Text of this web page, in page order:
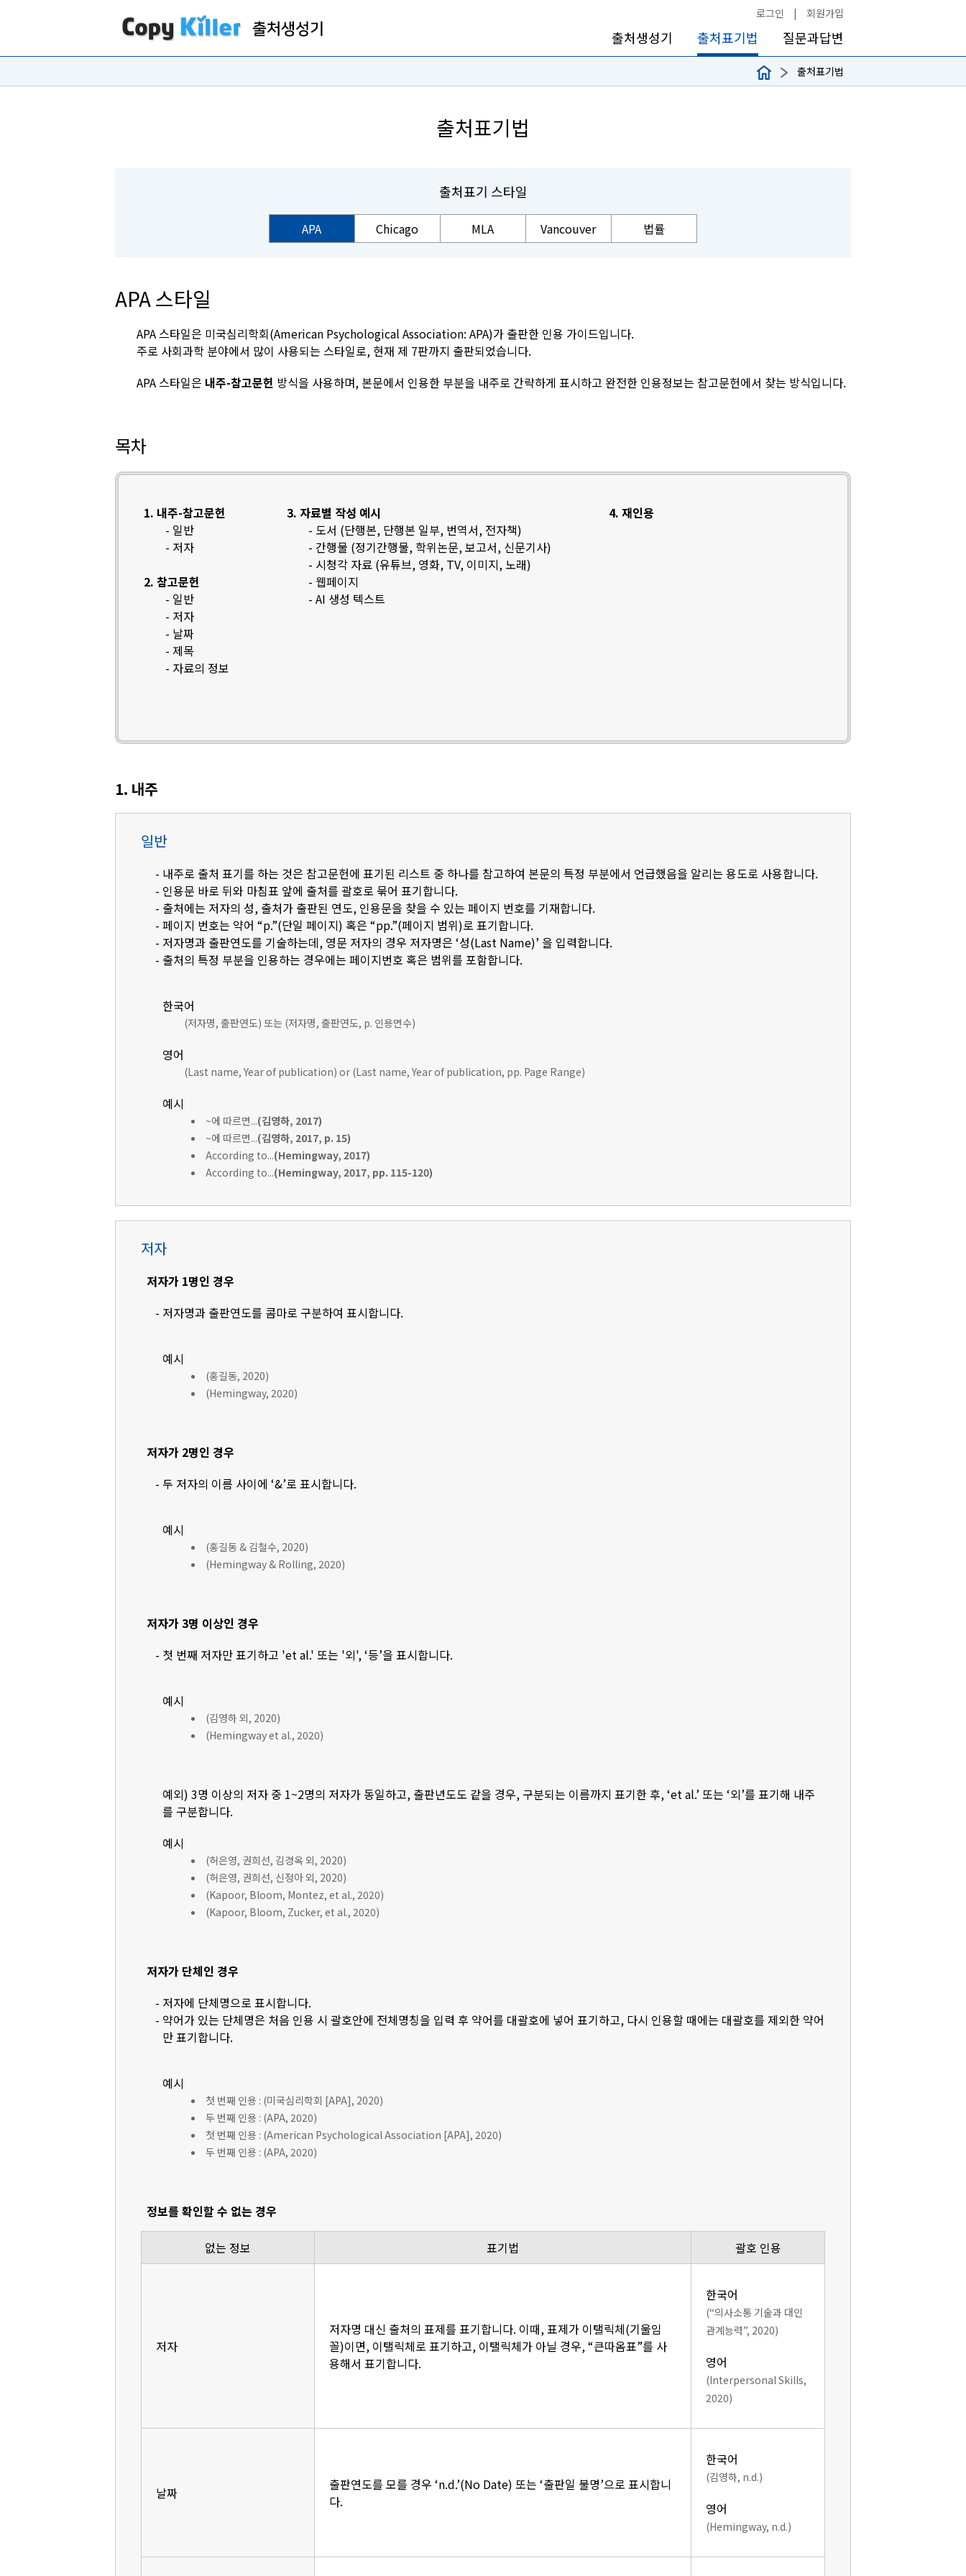
로그인 | 회원가입
출처생성기 출처표기법 질문과답변
출처표기법
출처표기법
출처표기 스타일
APA Chicago MLA Vancouver 법률
APA 스타일
APA 스타일은 미국심리학회(American Psychological Association: APA)가 출판한 인용 가이드입니다.
주로 사회과학 분야에서 많이 사용되는 스타일로, 현재 제 7판까지 출판되었습니다.
APA 스타일은 내주-참고문헌 방식을 사용하며, 본문에서 인용한 부분을 내주로 간략하게 표시하고 완전한 인용정보는 참고문헌에서 찾는 방식입니다.
목차
1. 내주-참고문헌
- 일반
- 저자
2. 참고문헌
- 일반
- 저자
- 날짜
- 제목
- 자료의 정보
3. 자료별 작성 예시
- 도서 (단행본, 단행본 일부, 번역서, 전자책)
- 간행물 (정기간행물, 학위논문, 보고서, 신문기사)
- 시청각 자료 (유튜브, 영화, TV, 이미지, 노래)
- 웹페이지
- AI 생성 텍스트
4. 재인용
1. 내주
일반
- 내주로 출처 표기를 하는 것은 참고문헌에 표기된 리스트 중 하나를 참고하여 본문의 특정 부분에서 언급했음을 알리는 용도로 사용합니다.
- 인용문 바로 뒤와 마침표 앞에 출처를 괄호로 묶어 표기합니다.
- 출처에는 저자의 성, 출처가 출판된 연도, 인용문을 찾을 수 있는 페이지 번호를 기재합니다.
- 페이지 번호는 약어 “p.”(단일 페이지) 혹은 “pp.”(페이지 범위)로 표기합니다.
- 저자명과 출판연도를 기술하는데, 영문 저자의 경우 저자명은 ‘성(Last Name)’ 을 입력합니다.
- 출처의 특정 부분을 인용하는 경우에는 페이지번호 혹은 범위를 포함합니다.
한국어
(저자명, 출판연도) 또는 (저자명, 출판연도, p. 인용면수)
영어
(Last name, Year of publication) or (Last name, Year of publication, pp. Page Range)
예시
~에 따르면...(김영하, 2017)
~에 따르면...(김영하, 2017, p. 15)
According to...(Hemingway, 2017)
According to...(Hemingway, 2017, pp. 115-120)
저자
저자가 1명인 경우
- 저자명과 출판연도를 콤마로 구분하여 표시합니다.
예시
(홍길동, 2020)
(Hemingway, 2020)
저자가 2명인 경우
- 두 저자의 이름 사이에 ‘&’로 표시합니다.
예시
(홍길동 & 김철수, 2020)
(Hemingway & Rolling, 2020)
저자가 3명 이상인 경우
- 첫 번째 저자만 표기하고 'et al.' 또는 '외', ‘등’을 표시합니다.
예시
(김영하 외, 2020)
(Hemingway et al., 2020)
예외) 3명 이상의 저자 중 1~2명의 저자가 동일하고, 출판년도도 같을 경우, 구분되는 이름까지 표기한 후, ‘et al.’ 또는 ‘외’를 표기해 내주
를 구분합니다.
예시
(허은영, 권희선, 김경옥 외, 2020)
(허은영, 권희선, 신정아 외, 2020)
(Kapoor, Bloom, Montez, et al., 2020)
(Kapoor, Bloom, Zucker, et al., 2020)
저자가 단체인 경우
- 저자에 단체명으로 표시합니다.
- 약어가 있는 단체명은 처음 인용 시 괄호안에 전체명칭을 입력 후 약어를 대괄호에 넣어 표기하고, 다시 인용할 때에는 대괄호를 제외한 약어
만 표기합니다.
예시
첫 번째 인용 : (미국심리학회 [APA], 2020)
두 번째 인용 : (APA, 2020)
첫 번째 인용 : (American Psychological Association [APA], 2020)
두 번째 인용 : (APA, 2020)
정보를 확인할 수 없는 경우
없는 정보 표기법 괄호 인용
저자
저자명 대신 출처의 표제를 표기합니다. 이때, 표제가 이탤릭체(기울임
꼴)이면, 이탤릭체로 표기하고, 이탤릭체가 아닐 경우, “큰따옴표”를 사
용해서 표기합니다.
한국어
(“의사소통 기술과 대인
관계능력”, 2020)
영어
(Interpersonal Skills,
2020)
날짜
출판연도를 모를 경우 ‘n.d.’(No Date) 또는 ‘출판일 불명’으로 표시합니
다.
한국어
(김영하, n.d.)
영어
(Hemingway, n.d.)